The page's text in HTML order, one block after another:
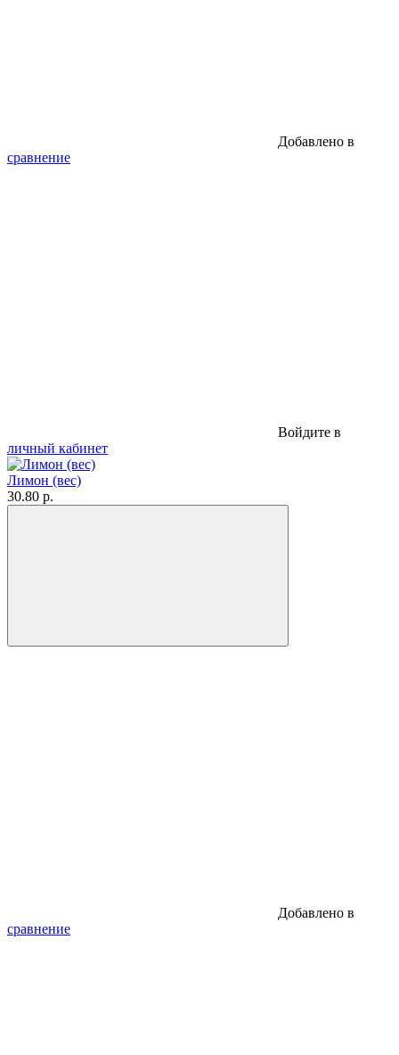
Добавлено в
сравнение
Войдите в
личный кабинет
Лимон (вес)
30.80 р.
Добавлено в
сравнение